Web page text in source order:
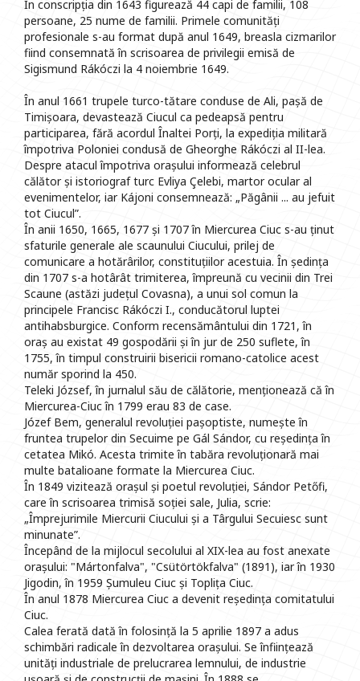
În conscripția din 1643 figurează 44 capi de familii, 108
persoane, 25 nume de familii. Primele comunități
profesionale s-au format după anul 1649, breasla cizmarilor
fiind consemnată în scrisoarea de privilegii emisă de
Sigismund Rákóczi la 4 noiembrie 1649.
În anul 1661 trupele turco-tătare conduse de Ali, pașă de
Timișoara, devastează Ciucul ca pedeapsă pentru
participarea, fără acordul Înaltei Porți, la expediția militară
împotriva Poloniei condusă de Gheorghe Rákóczi al II-lea.
Despre atacul împotriva orașului informează celebrul
călător și istoriograf turc Evliya Çelebi, martor ocular al
evenimentelor, iar Kájoni consemnează: „Păgânii ... au jefuit
tot Ciucul”.
În anii 1650, 1665, 1677 și 1707 în Miercurea Ciuc s-au ținut
sfaturile generale ale scaunului Ciucului, prilej de
comunicare a hotărârilor, constituțiilor acestuia. În ședința
din 1707 s-a hotârât trimiterea, împreună cu vecinii din Trei
Scaune (astăzi județul Covasna), a unui sol comun la
principele Francisc Rákóczi I., conducătorul luptei
antihabsburgice. Conform recensământului din 1721, în
oraș au existat 49 gospodării și în jur de 250 suflete, în
1755, în timpul construirii bisericii romano-catolice acest
număr sporind la 450.
Teleki József, în jurnalul său de călătorie, menționează că în
Miercurea-Ciuc în 1799 erau 83 de case.
Józef Bem, generalul revoluției pașoptiste, numește în
fruntea trupelor din Secuime pe Gál Sándor, cu reședința în
cetatea Mikó. Acesta trimite în tabăra revoluționară mai
multe batalioane formate la Miercurea Ciuc.
În 1849 vizitează orașul și poetul revoluției, Sándor Petőfi,
care în scrisoarea trimisă soției sale, Julia, scrie:
„Împrejurimile Miercurii Ciucului și a Târgului Secuiesc sunt
minunate”.
Începând de la mijlocul secolului al XIX-lea au fost anexate
orașului: "Mártonfalva", "Csütörtökfalva" (1891), iar în 1930
Jigodin, în 1959 Șumuleu Ciuc și Toplița Ciuc.
În anul 1878 Miercurea Ciuc a devenit reședința comitatului
Ciuc.
Calea ferată dată în folosință la 5 aprilie 1897 a adus
schimbări radicale în dezvoltarea orașului. Se înființează
unități industriale de prelucrarea lemnului, de industrie